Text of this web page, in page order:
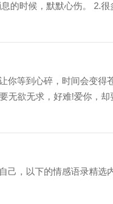
的时候，默默心伤。 2.
你等到心碎，时间会变得
无欲无求，好难!爱你，
己，以下的情感语录精选